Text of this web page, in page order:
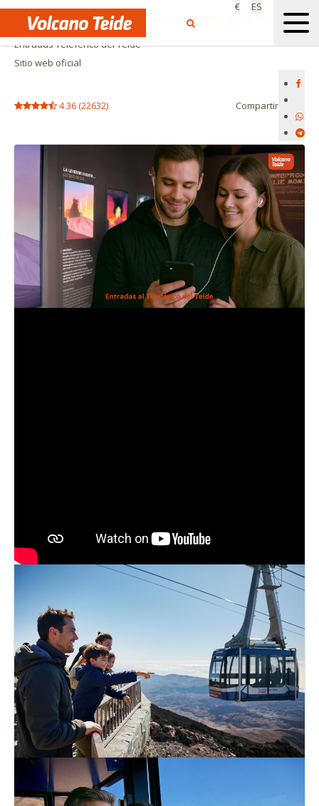
€
ES
Inicio Actividades y Excursiones con el Teleférico del Teide
Entradas Teleférico del Teide
Sitio web oficial
4.36(22632) Compartir